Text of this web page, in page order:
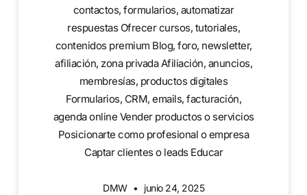
contactos, formularios, automatizar
respuestas Ofrecer cursos, tutoriales,
contenidos premium Blog, foro, newsletter,
afiliación, zona privada Afiliación, anuncios,
membresías, productos digitales
Formularios, CRM, emails, facturación,
agenda online Vender productos o servicios
Posicionarte como profesional o empresa
Captar clientes o leads Educar
DMW junio 24, 2025